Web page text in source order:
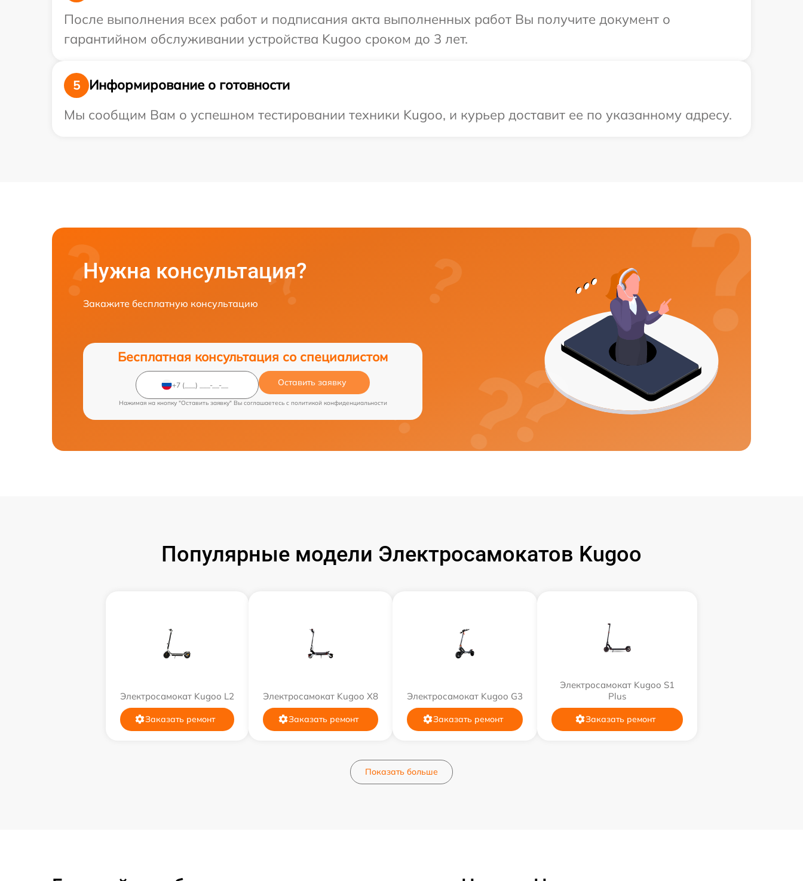
После выполнения всех работ и подписания акта выполненных работ Вы получите документ о
гарантийном обслуживании устройства Kugoo сроком до 3 лет.
5
Информирование о готовности
Мы сообщим Вам о успешном тестировании техники Kugoo, и курьер доставит ее по указанному адресу.
Нужна консультация?
Закажите бесплатную консультацию
Бесплатная консультация со специалистом
Оставить заявку
Нажимая на кнопку "Оставить заявку" Вы соглашаетесь c политикой конфиденциальности
Популярные модели Электросамокатов Kugoo
Электросамокат Kugoo L2
Заказать ремонт
Электросамокат Kugoo X8
Заказать ремонт
Электросамокат Kugoo G3
Заказать ремонт
Электросамокат Kugoo S1
Plus
Заказать ремонт
Показать больше